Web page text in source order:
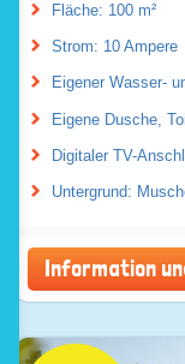
Fläche: 100 m²
Strom: 10 Ampere
Eigener Wasser-
Eigene Dusche,
Digitaler TV-
Untergrund:
Information